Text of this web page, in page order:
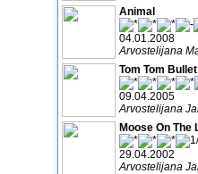
Animal
04.01.2008
Arvostelijana
Tom Tom Bullet
09.04.2005
Arvostelijana
Moose On The
29.04.2002
Arvostelijana